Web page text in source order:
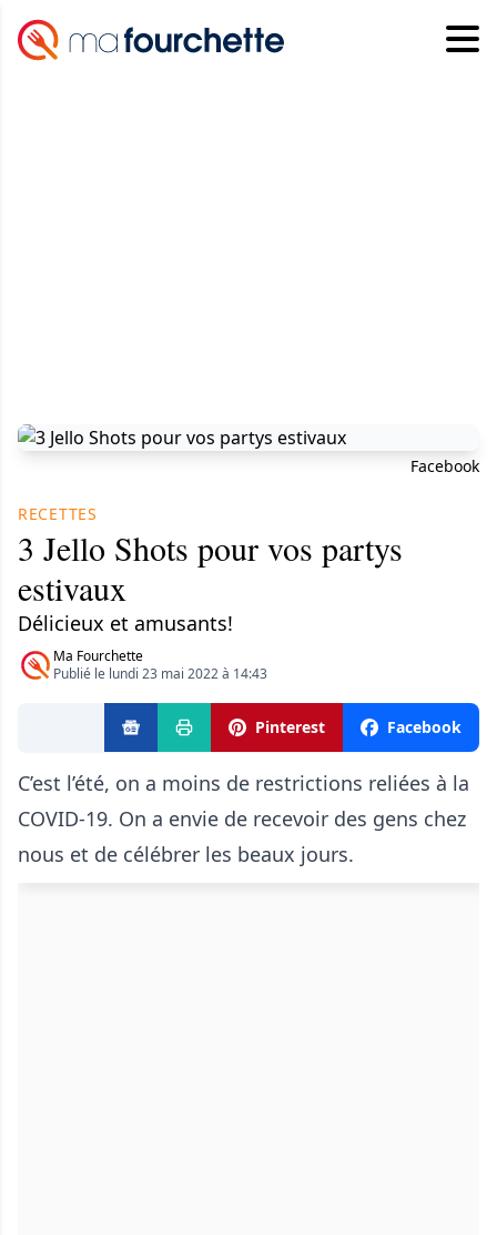
Facebook
RECETTES
3 Jello Shots pour vos partys
estivaux
Délicieux et amusants!
Ma Fourchette
Publié le lundi 23 mai 2022 à 14:43
Pinterest Facebook
C’est l’été, on a moins de restrictions reliées à la
COVID-19. On a envie de recevoir des gens chez
nous et de célébrer les beaux jours.